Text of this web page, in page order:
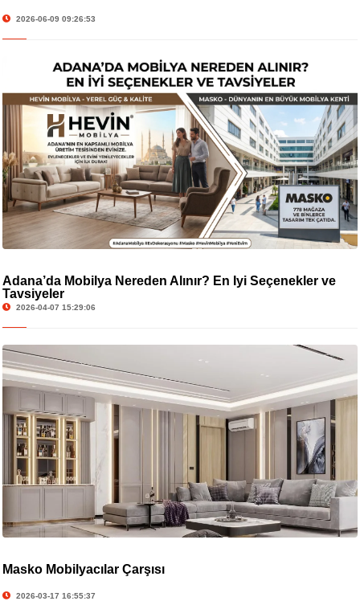
2026-06-09 09:26:53
Adana’da Mobilya Nereden Alınır? En İyi Seçenekler ve
Tavsiyeler
2026-04-07 15:29:06
Masko Mobilyacılar Çarşısı
2026-03-17 16:55:37